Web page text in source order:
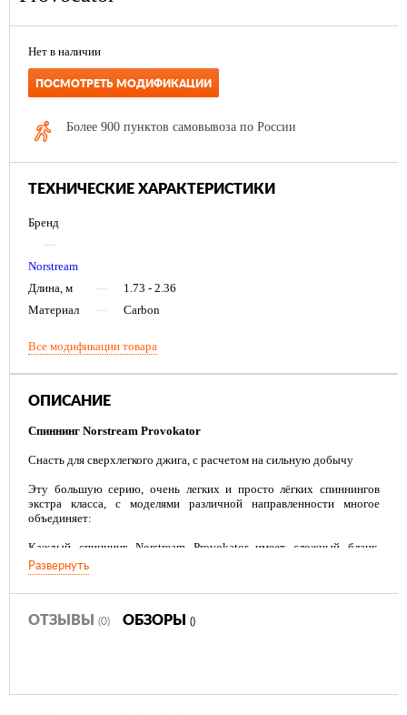
Нет в наличии
ПОСМОТРЕТЬ МОДИФИКАЦИИ
Более 900 пунктов самовывоза по России
ТЕХНИЧЕСКИЕ ХАРАКТЕРИСТИКИ
Бренд
—
Norstream
Длина, м
—
1.73 - 2.36
Материал
— Carbon
Все модификации товара
ОПИСАНИЕ
Спиннинг Norstream Provokator
Снасть для сверхлегкого джига, с расчетом на сильную добычу
Эту большую серию, очень легких и просто лёгких спиннингов
экстра класса, с моделями различной направленности многое
объединяет:
Каждый спиннинг Norstream Provokator имеет сложный бланк,
сконструированный из лучшего углеволокна, различной
модульности;
На всех моделях стоит очень дорогая фурнитура от
Все они очень чувствительны, для чего бланк и катушкодержатель
Развернуть
ОТЗЫВЫ (0) ОБЗОРЫ ()